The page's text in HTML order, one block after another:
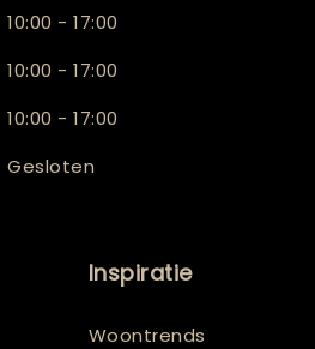
10:00 - 17:00
10:00 - 17:00
10:00 - 17:00
Gesloten
Inspiratie
Woontrends